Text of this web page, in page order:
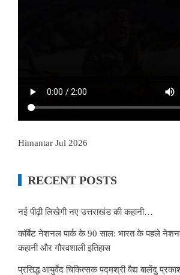
Himantar Jul 2026
RECENT POSTS
नई पीढ़ी लिखेगी नए उत्तराखंड की कहानी…
कॉर्बेट नेशनल पार्क के 90 साल: भारत के पहले
कहानी और गौरवशाली इतिहास
प्रसिद्ध आयुर्वेद चिकित्सक पद्मश्री वैद्य बालेंदु